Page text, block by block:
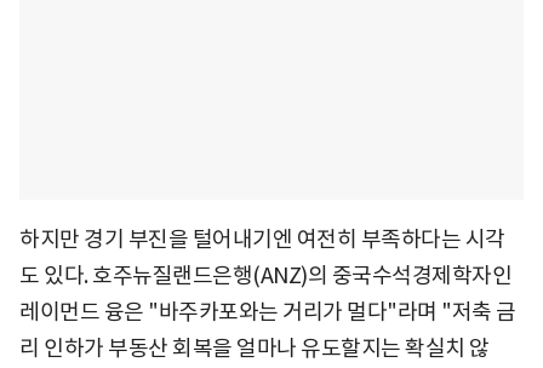
하지만 경기 부진을 털어내기엔 여전히 부족하다는 시각
도 있다. 호주뉴질랜드은행(ANZ)의 중국수석경제학자인
레이먼드 융은 "바주카포와는 거리가 멀다"라며 "저축 금
리 인하가 부동산 회복을 얼마나 유도할지는 확실치 않